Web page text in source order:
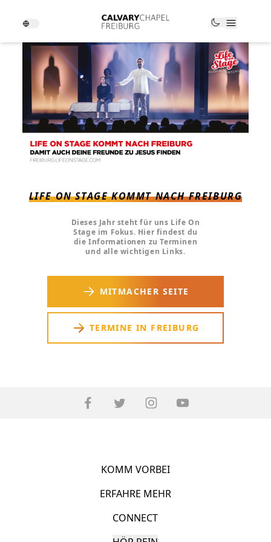
LIFE ON STAGE KOMMT NACH FREIBURG
Dieses Jahr steht für uns Life On
Stage im Fokus. Hier findest du
die Informationen zu Terminen
und alle wichtigen Links.
MITMACHER SEITE
TERMINE IN FREIBURG
KOMM VORBEI
ERFAHRE MEHR
CONNECT